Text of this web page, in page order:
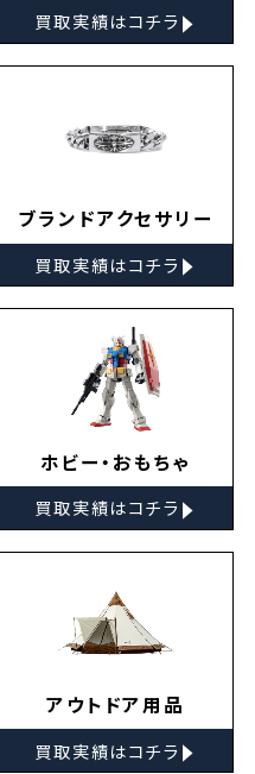
買取実績はコチラ ▸
ブランドアクセサリー
買取実績はコチラ ▸
ホビー・おもちゃ
買取実績はコチラ ▸
アウトドア用品
買取実績はコチラ ▸